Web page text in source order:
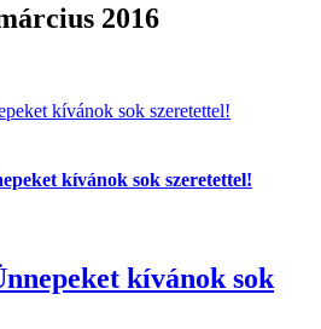
2016
kívánok sok szeretettel!
kívánok sok szeretettel!
kívánok sok